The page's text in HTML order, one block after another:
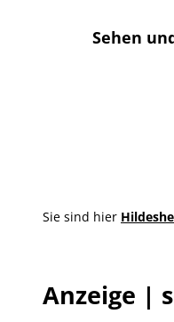
Sehen
Sie sind hier
Anzeige |